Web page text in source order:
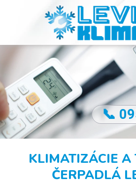
📞
KLIMATIZÁCIE A
ČERPADLÁ